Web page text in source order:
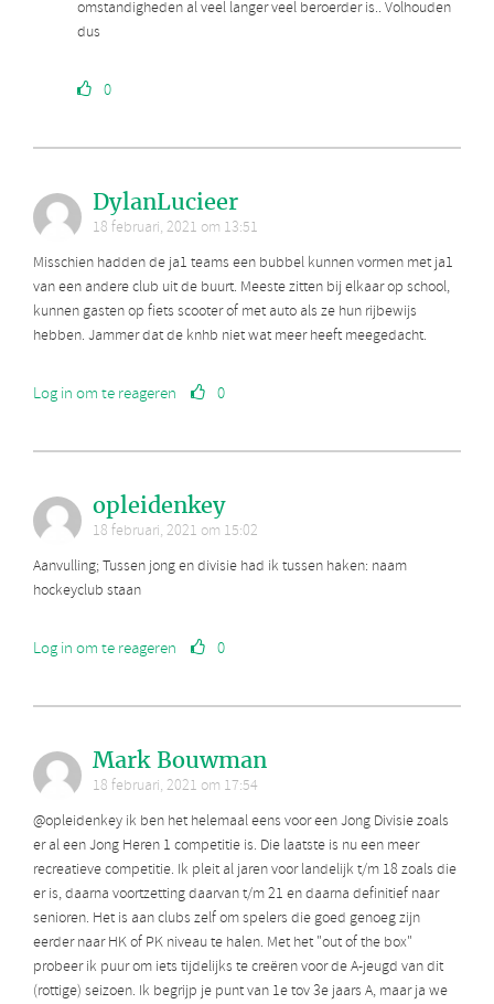
omstandigheden al veel langer veel beroerder is.. Volhouden
dus
0
DylanLucieer
18 februari, 2021 om 13:51
Misschien hadden de ja1 teams een bubbel kunnen vormen met ja1
van een andere club uit de buurt. Meeste zitten bij elkaar op school,
kunnen gasten op fiets scooter of met auto als ze hun rijbewijs
hebben. Jammer dat de knhb niet wat meer heeft meegedacht.
Log in om te reageren 0
opleidenkey
18 februari, 2021 om 15:02
Aanvulling; Tussen jong en divisie had ik tussen haken: naam
hockeyclub staan
Log in om te reageren 0
Mark Bouwman
18 februari, 2021 om 17:54
@opleidenkey ik ben het helemaal eens voor een Jong Divisie zoals
er al een Jong Heren 1 competitie is. Die laatste is nu een meer
recreatieve competitie. Ik pleit al jaren voor landelijk t/m 18 zoals die
er is, daarna voortzetting daarvan t/m 21 en daarna definitief naar
senioren. Het is aan clubs zelf om spelers die goed genoeg zijn
eerder naar HK of PK niveau te halen. Met het "out of the box"
probeer ik puur om iets tijdelijks te creëren voor de A-jeugd van dit
(rottige) seizoen. Ik begrijp je punt van 1e tov 3e jaars A, maar ja we